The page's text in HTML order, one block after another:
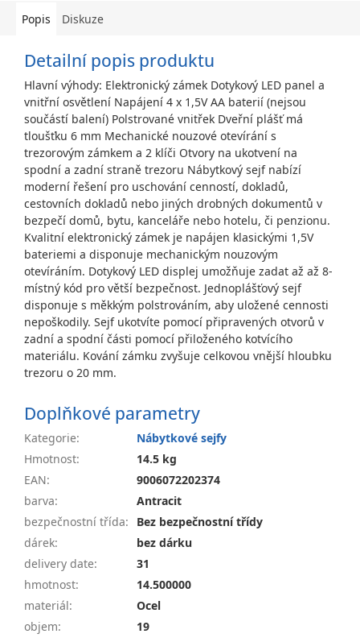
Popis Diskuze
Detailní popis produktu
Hlavní výhody: Elektronický zámek Dotykový LED panel a
vnitřní osvětlení Napájení 4 x 1,5V AA baterií (nejsou
součástí balení) Polstrované vnitřek Dveřní plášť má
tloušťku 6 mm Mechanické nouzové otevírání s
trezorovým zámkem a 2 klíči Otvory na ukotvení na
spodní a zadní straně trezoru Nábytkový sejf nabízí
moderní řešení pro uschování cenností, dokladů,
cestovních dokladů nebo jiných drobných dokumentů v
bezpečí domů, bytu, kanceláře nebo hotelu, či penzionu.
Kvalitní elektronický zámek je napájen klasickými 1,5V
bateriemi a disponuje mechanickým nouzovým
otevíráním. Dotykový LED displej umožňuje zadat až až 8-
místný kód pro větší bezpečnost. Jednoplášťový sejf
disponuje s měkkým polstrováním, aby uložené cennosti
nepoškodily. Sejf ukotvíte pomocí připravených otvorů v
zadní a spodní části pomocí přiloženého kotvícího
materiálu. Kování zámku zvyšuje celkovou vnější hloubku
trezoru o 20 mm.
Doplňkové parametry
Kategorie:
Nábytkové sejfy
Hmotnost:
14.5 kg
EAN:
9006072202374
barva:
Antracit
bezpečnostní třída:
Bez bezpečnostní třídy
dárek:
bez dárku
delivery date:
31
hmotnost:
14.500000
materiál:
Ocel
objem:
19